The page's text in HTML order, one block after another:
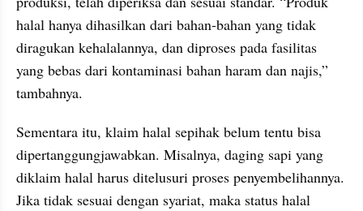
halal hanya dihasilkan dari bahan-bahan yang tidak
diragukan kehalalannya, dan diproses pada fasilitas
yang bebas dari kontaminasi bahan haram dan najis,”
tambahnya.
Sementara itu, klaim halal sepihak belum tentu bisa
dipertanggungjawabkan. Misalnya, daging sapi yang
diklaim halal harus ditelusuri proses penyembelihannya.
Jika tidak sesuai dengan syariat, maka status halal